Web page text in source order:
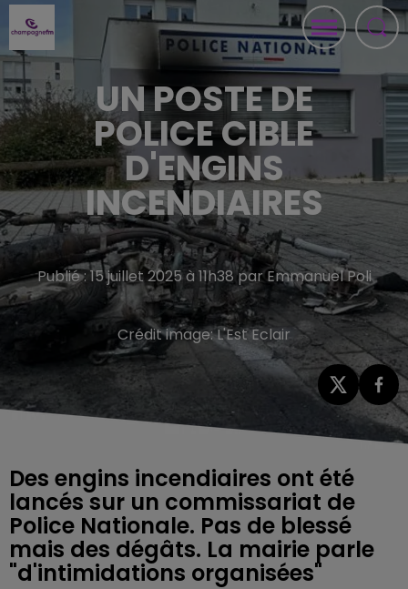
UN POSTE DE
POLICE CIBLE
D'ENGINS
INCENDIAIRES
Publié : 15 juillet 2025 à 11h38 par Emmanuel Poli
Crédit image:L'Est Eclair
Des engins incendiaires ont été
lancés sur un commissariat de
Police Nationale. Pas de blessé
mais des dégâts. La mairie parle
"d'intimidations organisées"